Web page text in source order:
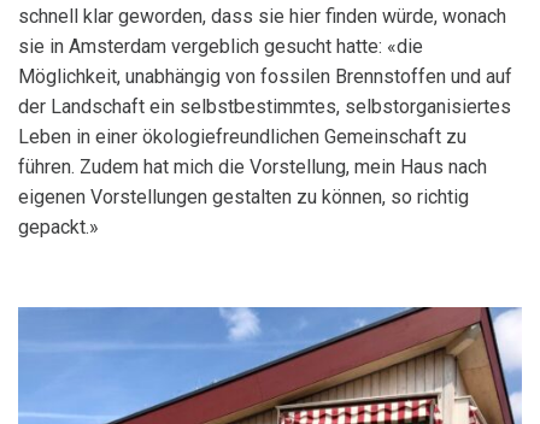
schnell klar geworden, dass sie hier finden würde, wonach
sie in Amsterdam vergeblich gesucht hatte: «die
Möglichkeit, unabhängig von fossilen Brennstoffen und auf
der Landschaft ein selbstbestimmtes, selbstorganisiertes
Leben in einer ökologiefreundlichen Gemeinschaft zu
führen. Zudem hat mich die Vorstellung, mein Haus nach
eigenen Vorstellungen gestalten zu können, so richtig
gepackt.»